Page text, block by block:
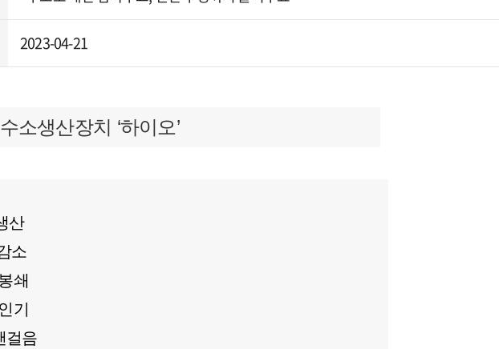
2023-04-21
소생산장치 ‘하이오’
산
소
쇄
기
걸음